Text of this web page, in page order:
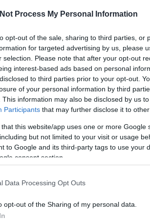
Process My Personal Information
opt-out of the sale, sharing to third parties, or
for targeted advertising by us, please
selection. Please note that after your opt-out
interest-based ads based on personal
to third parties prior to your opt-out.
of your personal information by third
This information may also be disclosed by us
Participants that may further disclose it to
that this website/app uses one or more
but not limited to your visit or usage
to Google and its third-party tags to use your
consent section.
Data Processing Opt Outs
opt-out of the Sharing of my personal data.
között az indián nyár apropóján
elegánsan késve érkezett októberi
ide - végén?) és pont a
© 2005-2025 Drkukta - Drkuktart.
csak a szerző előzetes